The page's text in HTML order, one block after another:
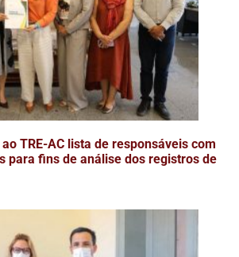
TRE-AC lista de responsáveis com
para fins de análise dos registros de